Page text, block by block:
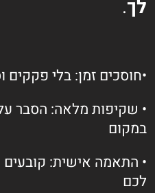
לִנְגִישׁוּת
לך.
•חוסכים זמן: בלי פקקים
• שקיפות מלאה: הסבר
במקום
• התאמה אישית: קובעים
לכם